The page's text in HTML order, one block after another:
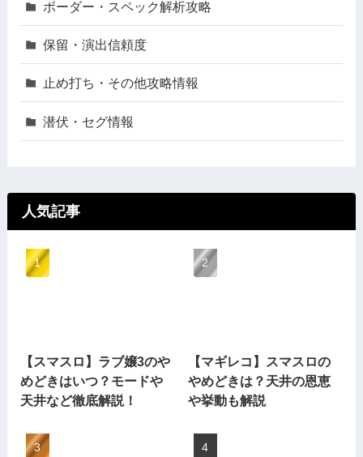
ボーダー・スペック解析攻略
保留・演出信頼度
止め打ち・その他攻略情報
潜伏・セグ情報
人気記事
【スマスロ】ラブ嬢3のや
めどきはいつ？モードや
天井など徹底解説！
【マギレコ】スマスロの
やめどきは？天井の恩恵
や挙動も解説